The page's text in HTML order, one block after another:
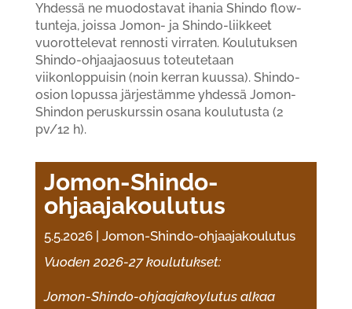
Yhdessä ne muodostavat ihania Shindo flow-
tunteja, joissa Jomon- ja Shindo-liikkeet
vuorottelevat rennosti virraten. Koulutuksen
Shindo-ohjaajaosuus toteutetaan
viikonloppuisin (noin kerran kuussa). Shindo-
osion lopussa järjestämme yhdessä Jomon-
Shindon peruskurssin osana koulutusta (2
pv/12 h).
Jomon-Shindo-
ohjaajakoulutus
5.5.2026| Jomon-Shindo-ohjaajakoulutus
Vuoden 2026-27 koulutukset:
Jomon-Shindo-ohjaajakoylutus alkaa